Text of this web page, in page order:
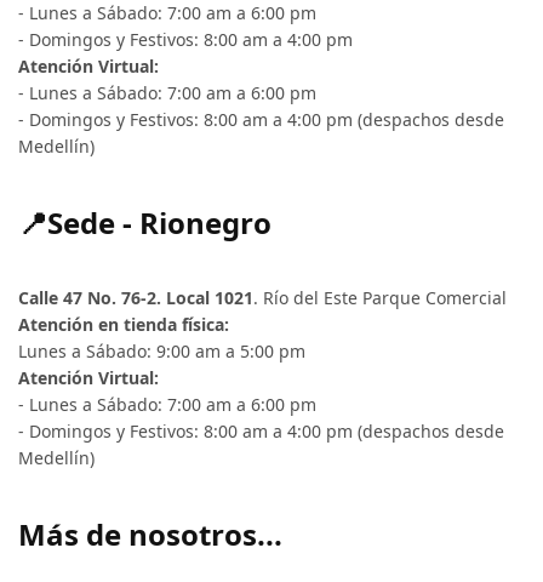
- Lunes a Sábado: 7:00 am a 6:00 pm
- Domingos y Festivos: 8:00 am a 4:00 pm
Atención Virtual:
- Lunes a Sábado: 7:00 am a 6:00 pm
- Domingos y Festivos: 8:00 am a 4:00 pm (despachos desde
Medellín)
📍Sede - Rionegro
Calle 47 No. 76-2. Local 1021. Río del Este Parque Comercial
Atención en tienda física:
Lunes a Sábado: 9:00 am a 5:00 pm
Atención Virtual:
- Lunes a Sábado: 7:00 am a 6:00 pm
- Domingos y Festivos: 8:00 am a 4:00 pm (despachos desde
Medellín)
Más de nosotros...